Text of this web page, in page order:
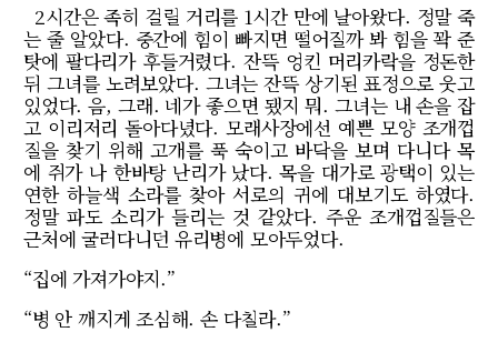
2시간은 족히 걸릴 거리를 1시간 만에 날아왔다. 정말 죽
는 줄 알았다. 중간에 힘이 빠지면 떨어질까 봐 힘을 꽉 준
탓에 팔다리가 후들거렸다. 잔뜩 엉킨 머리카락을 정돈한
뒤 그녀를 노려보았다. 그녀는 잔뜩 상기된 표정으로 웃고
있었다. 음, 그래. 네가 좋으면 됐지 뭐. 그녀는 내 손을 잡
고 이리저리 돌아다녔다. 모래사장에선 예쁜 모양 조개껍
질을 찾기 위해 고개를 푹 숙이고 바닥을 보며 다니다 목
에 쥐가 나 한바탕 난리가 났다. 목을 대가로 광택이 있는
연한 하늘색 소라를 찾아 서로의 귀에 대보기도 하였다.
정말 파도 소리가 들리는 것 같았다. 주운 조개껍질들은
근처에 굴러다니던 유리병에 모아두었다.
“집에 가져가야지.”
“병 안 깨지게 조심해. 손 다칠라.”